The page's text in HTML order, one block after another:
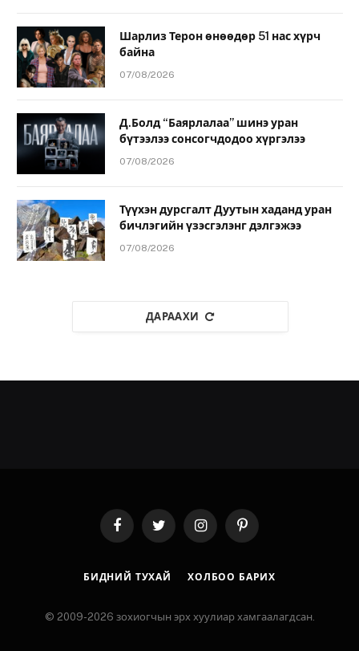
Шарлиз Терон өнөөдөр 51 нас хүрч
байна
07/08/2026
Д.Болд “Баярлалаа” шинэ уран
бүтээлээ сонсогчдодоо хүргэлээ
07/08/2026
Түүхэн дурсгалт Дуутын хаданд уран
бичлэгийн үзэсгэлэнг дэлгэжээ
07/08/2026
ДАРААХИ
FacebookTwitter InstagramPinterest
БИДНИЙ ТУХАЙ ХОЛБОО БАРИХ
© 2009-2026 зохиогчын эрх хуулиар хамгаалагдсан.